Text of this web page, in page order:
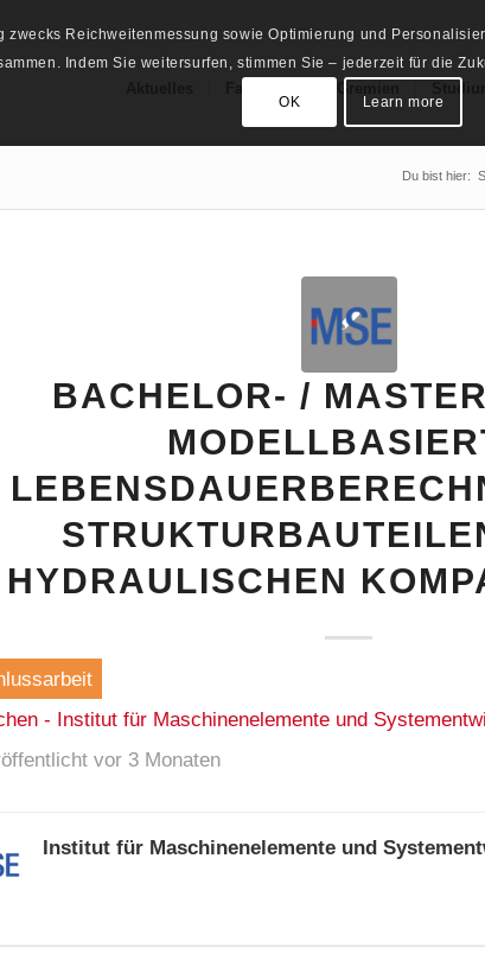
Du bist hier:
BACHELOR- /
HYDRAULISCHEN
- Institut für Maschinenelemente und
vor 3 Monaten
Institut für Maschinenelemente und
Reichweitenmessung sowie Optimierung und
Indem Sie weitersurfen, stimmen Sie – jederzeit für die
OK Learn more